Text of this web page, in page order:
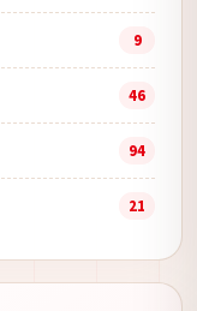
9
46
94
21